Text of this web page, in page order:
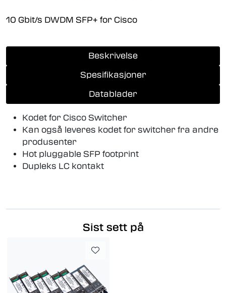
10 Gbit/s DWDM SFP+ for Cisco
Beskrivelse
Spesifikasjoner
Datablader
Kodet for Cisco Switcher
Kan også leveres kodet for switcher fra andre
produsenter
Hot pluggable SFP footprint
Dupleks LC kontakt
Sist sett på